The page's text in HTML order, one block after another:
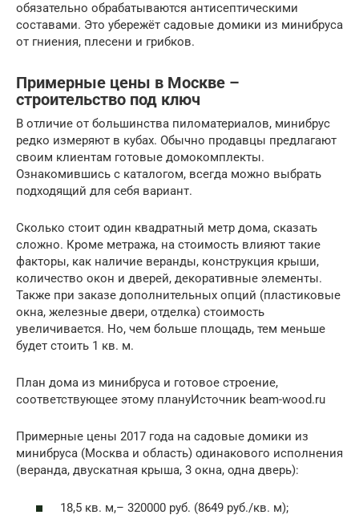
обязательно обрабатываются антисептическими
составами. Это убережёт садовые домики из минибруса
от гниения, плесени и грибков.
Примерные цены в Москве –
строительство под ключ
В отличие от большинства пиломатериалов, минибрус
редко измеряют в кубах. Обычно продавцы предлагают
своим клиентам готовые домокомплекты.
Ознакомившись с каталогом, всегда можно выбрать
подходящий для себя вариант.
Сколько стоит один квадратный метр дома, сказать
сложно. Кроме метража, на стоимость влияют такие
факторы, как наличие веранды, конструкция крыши,
количество окон и дверей, декоративные элементы.
Также при заказе дополнительных опций (пластиковые
окна, железные двери, отделка) стоимость
увеличивается. Но, чем больше площадь, тем меньше
будет стоить 1 кв. м.
План дома из минибруса и готовое строение,
соответствующее этому плануИсточник beam-wood.ru
Примерные цены 2017 года на садовые домики из
минибруса (Москва и область) одинакового исполнения
(веранда, двускатная крыша, 3 окна, одна дверь):
18,5 кв. м,– 320000 руб. (8649 руб./кв. м);